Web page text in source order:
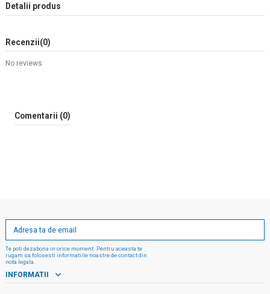
Detalii produs
Recenzii(0)
No reviews
Comentarii (0)
Te poti dezabona in orice moment. Pentru aceasta te
rugam sa folosesti informatiile noastre de contact din
nota legala.
INFORMATII